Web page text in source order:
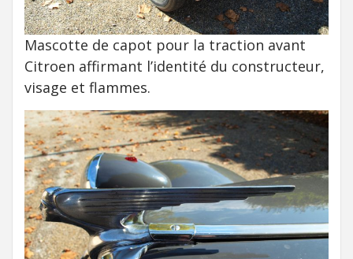
Mascotte de capot pour la traction avant
Citroen affirmant l’identité du constructeur,
visage et flammes.